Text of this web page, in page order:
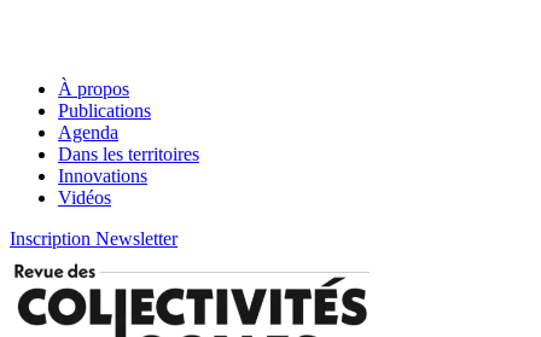
À propos
Publications
Agenda
Dans les territoires
Innovations
Vidéos
Inscription Newsletter